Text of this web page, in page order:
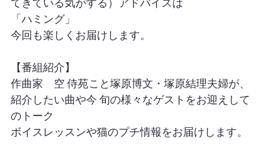
「ハミング」
今回も楽しくお届けします。
【番組紹介】
作曲家　空 侍苑こと塚原博文・塚原結理夫婦が、
紹介したい曲や今 旬の様々なゲストをお迎えして
のトーク
ボイスレッスンや猫のプチ情報をお届けします。